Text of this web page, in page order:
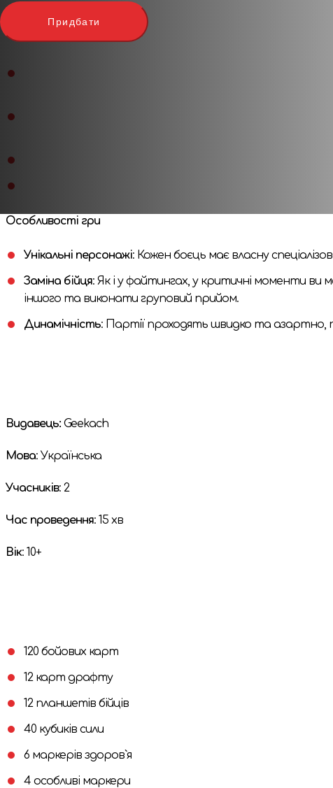
Придбати
аркадними файтингами та пропонує гравцям очолити
Ігровий процес
Особливості гри
Унікальні персонажі: Кожен боєць має власну
Заміна бійця: Як і у файтингах, у критичні моменти ви
іншого та виконати груповий прийом.
Динамічність: Партії проходять швидко та
Видавець: Geekach
Мова: Українська
Учасників: 2
Час проведення: 15 хв
Вік: 10+
120 бойових карт
12 карт драфту
12 планшетів бійців
40 кубиків сили
6 маркерів здоров`я
4 особливі маркери